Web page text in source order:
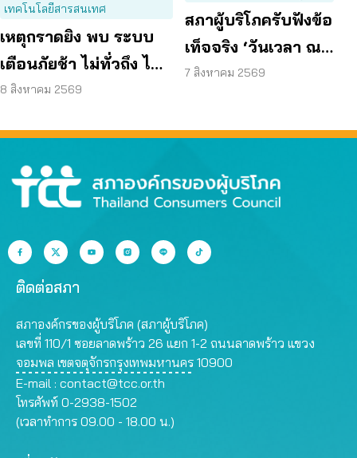
เทคโนโลยีสารสนเทศ
เหตุกราดยิง พบ ระบบ
เตือนภัยช้า ไม่ทั่วถึง ไม่
ชัดเจน
8 สิงหาคม 2569
สภาผู้บริโภครับฟังข้อ
เท็จจริง ‘วันเวลา ณ
เจ้าพระยา’ ยืนยันมีถนน
7 สิงหาคม 2569
ติดต่อสภา
สภาองค์กรของผู้บริโภค (สภาผู้บริโภค)
เลขที่ 110/1 ซอยลาดพร้าว 26 แยก 1-2 ถนนลาดพร้าว แขวง
จอมพล เขตจตุจักรกรุงเทพมหานคร 10900
E-mail : contact@tcc.or.th
โทรศัพท์ 0-2938-1502
(เวลาทำการ 09.00 - 18.00 น.)